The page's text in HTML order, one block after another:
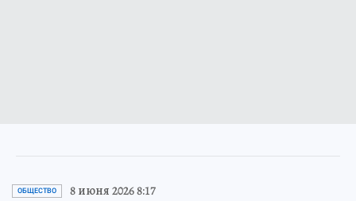
ОБЩЕСТВО 8 июня 2026 8:17